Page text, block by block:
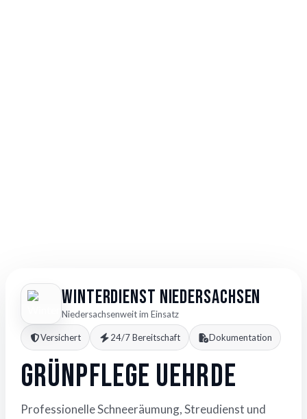
Winterdienst Niedersachsen
Niedersachsenweit im Einsatz
Versichert 24/7 Bereitschaft Dokumentation
Grünpflege Uehrde
Professionelle Schneeräumung, Streudienst und